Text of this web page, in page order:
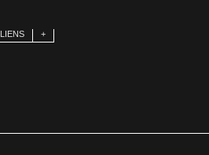
LIENS +